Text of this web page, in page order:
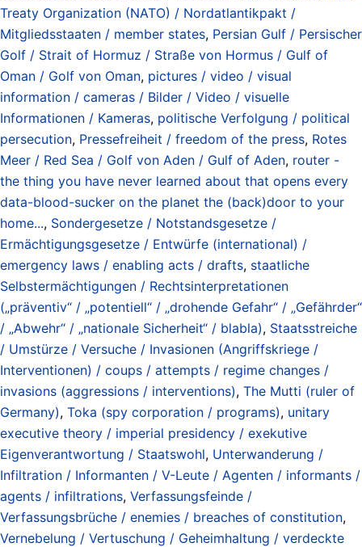
Treaty Organization (NATO) / Nordatlantikpakt /
Mitgliedsstaaten / member states, Persian Gulf / Persischer
Golf / Strait of Hormuz / Straße von Hormus / Gulf of
Oman / Golf von Oman, pictures / video / visual
information / cameras / Bilder / Video / visuelle
Informationen / Kameras, politische Verfolgung / political
persecution, Pressefreiheit / freedom of the press, Rotes
Meer / Red Sea / Golf von Aden / Gulf of Aden, router -
the thing you have never learned about that opens every
data-blood-sucker on the planet the (back)door to your
home..., Sondergesetze / Notstandsgesetze /
Ermächtigungsgesetze / Entwürfe (international) /
emergency laws / enabling acts / drafts, staatliche
Selbstermächtigungen / Rechtsinterpretationen
(„präventiv“ / „potentiell“ / „drohende Gefahr“ / „Gefährder“
/ „Abwehr“ / „nationale Sicherheit“ / blabla), Staatsstreiche
/ Umstürze / Versuche / Invasionen (Angriffskriege /
Interventionen) / coups / attempts / regime changes /
invasions (aggressions / interventions), The Mutti (ruler of
Germany), Toka (spy corporation / programs), unitary
executive theory / imperial presidency / exekutive
Eigenverantwortung / Staatswohl, Unterwanderung /
Infiltration / Informanten / V-Leute / Agenten / informants /
agents / infiltrations, Verfassungsfeinde /
Verfassungsbrüche / enemies / breaches of constitution,
Vernebelung / Vertuschung / Geheimhaltung / verdeckte